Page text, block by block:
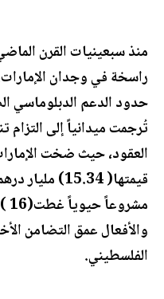
منذ سبعينيات القرن
راسخة في وجدان
حدود الدعم الدبلوماسي
تُرجمت ميدانياً إلى
العقود، حيث ضخت
والأفعال عمق التضامن
الفلسطيني.